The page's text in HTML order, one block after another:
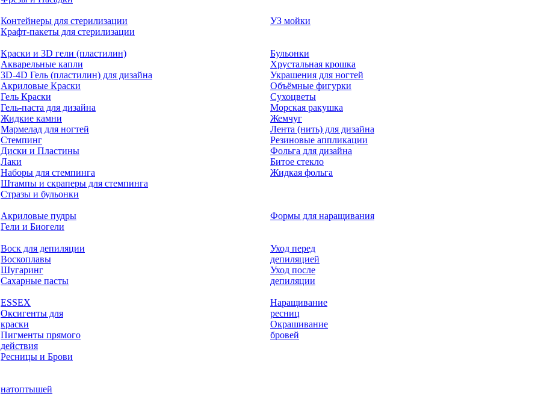
Контейнеры для стерилизации
Крафт-пакеты для стерилизации
УЗ мойки
Краски и 3D гели (пластилин)
Акварельные капли
3D-4D Гель (пластилин) для дизайна
Акриловые Краски
Гель Краски
Гель-паста для дизайна
Жидкие камни
Мармелад для ногтей
Стемпинг
Диски и Пластины
Лаки
Наборы для стемпинга
Штампы и скраперы для стемпинга
Стразы и бульонки
Бульонки
Хрустальная крошка
Украшения для ногтей
Объёмные фигурки
Сухоцветы
Морская ракушка
Жемчуг
Лента (нить) для дизайна
Резиновые аппликации
Фольга для дизайна
Битое стекло
Жидкая фольга
Акриловые пудры
Гели и Биогели
Формы для наращивания
Воск для депиляции
Воскоплавы
Шугаринг
Сахарные пасты
Уход перед
депиляцией
Уход после
депиляции
ESSEX
Оксигенты для
краски
Пигменты прямого
действия
Ресницы и Брови
Наращивание
ресниц
Окрашивание
бровей
натоптышей